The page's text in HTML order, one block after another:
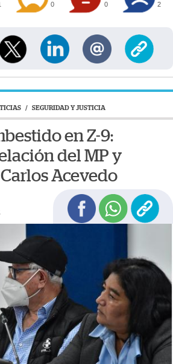
0 0 2
/ SEGURIDAD Y JUSTICIA
en Z-9:
del MP y
Acevedo